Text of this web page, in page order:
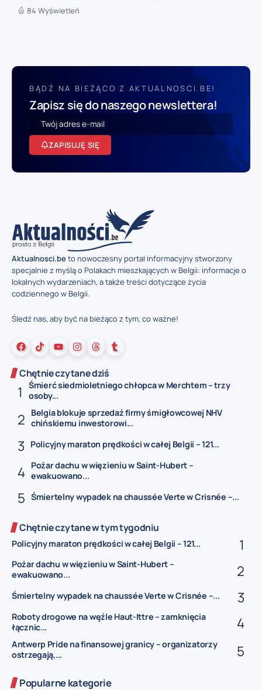
84 Wyświetleń
BĄDŹ NA BIEŻĄCO Z AKTUALNOSCI.BE!
Zapisz się do naszego newslettera!
ZAPISUJĘ SIĘ
Aktualnosci.beto nowoczesny portal informacyjny stworzony
specjalnie z myślą o Polakach mieszkających w Belgii: informacje o
lokalnych wydarzeniach, a także treści dotyczące życia
codziennego w Belgii.
Śledź nas, aby być na bieżąco z tym, co ważne!
Chętnie czytane dziś
Śmierć siedmioletniego chłopca w Merchtem – trzy
osoby...
Belgia blokuje sprzedaż firmy śmigłowcowej NHV
chińskiemu inwestorowi...
Policyjny maraton prędkości w całej Belgii – 121...
Pożar dachu w więzieniu w Saint-Hubert –
ewakuowano...
Śmiertelny wypadek na chaussée Verte w Crisnée –...
Chętnie czytane w tym tygodniu
Policyjny maraton prędkości w całej Belgii – 121...
Pożar dachu w więzieniu w Saint-Hubert –
ewakuowano...
Śmiertelny wypadek na chaussée Verte w Crisnée –...
Roboty drogowe na węźle Haut-Ittre – zamknięcia
łącznic...
Antwerp Pride na finansowej granicy – organizatorzy
ostrzegają,...
Popularne kategorie